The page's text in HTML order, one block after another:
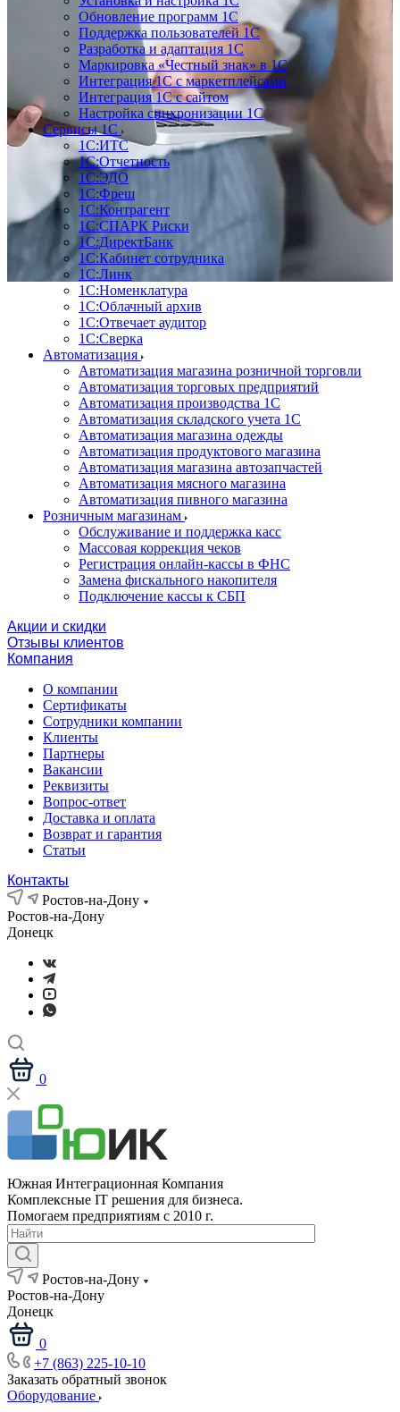
Обновление программ 1С
Поддержка пользователей 1С
Разработка и адаптация 1С
Маркировка «Честный знак» в 1С
Интеграция 1С с маркетплейсами
Интеграция 1С с сайтом
Настройка синхронизации 1С
Сервисы 1С
1С:ИТС
1С:Отчетность
1С:ЭДО
1С:Фреш
1С:Контрагент
1С:CПАРК Риски
1С:ДиректБанк
1С:Кабинет сотрудника
1С:Линк
1С:Номенклатура
1С:Облачный архив
1С:Отвечает аудитор
1С:Сверка
Автоматизация
Автоматизация магазина розничной торговли
Автоматизация торговых предприятий
Автоматизация производства 1С
Автоматизация складского учета 1C
Автоматизация магазина одежды
Автоматизация продуктового магазина
Автоматизация магазина автозапчастей
Автоматизация мясного магазина
Автоматизация пивного магазина
Розничным магазинам
Обслуживание и поддержка касс
Массовая коррекция чеков
Регистрация онлайн-кассы в ФНС
Замена фискального накопителя
Подключение кассы к СБП
Акции и скидки
Отзывы клиентов
Компания
О компании
Сертификаты
Сотрудники компании
Клиенты
Партнеры
Вакансии
Реквизиты
Вопрос-ответ
Доставка и оплата
Возврат и гарантия
Статьи
Контакты
Ростов-на-Дону
Ростов-на-Дону
Донецк
0
Южная Интеграционная Компания
Комплексные IT решения для бизнеса.
Помогаем предприятиям с 2010 г.
Ростов-на-Дону
Ростов-на-Дону
Донецк
0
+7 (863) 225-10-10
Заказать обратный звонок
Оборудование